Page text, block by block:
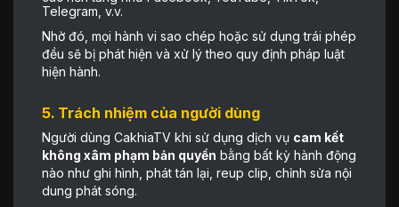
Telegram, v.v.
Nhờ đó, mọi hành vi sao chép hoặc sử dụng trái phép
đều sẽ bị phát hiện và xử lý theo quy định pháp luật
hiện hành.
5. Trách nhiệm của người dùng
Người dùng CakhiaTV khi sử dụng dịch vụ cam kết
không xâm phạm bản quyền bằng bất kỳ hành động
nào như ghi hình, phát tán lại, reup clip, chỉnh sửa nội
dung phát sóng.